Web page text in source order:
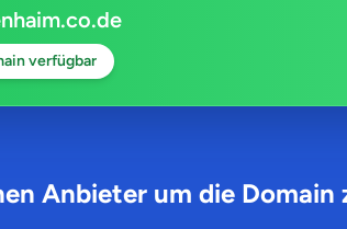
verfügbar
Anbieter um die Domain